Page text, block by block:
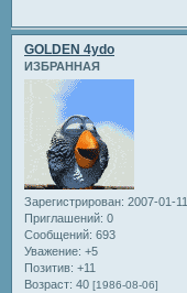
GOLDEN 4ydo
ИЗБРАННАЯ
Зарегистрирован: 2007-01-11
Приглашений: 0
Сообщений: 693
Уважение: +5
Позитив: +11
Возраст: 40 [1986-08-06]